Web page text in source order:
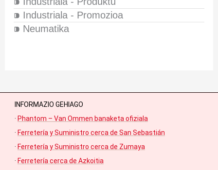
⁍ Industriala - Promozioa
⁍ Neumatika
INFORMAZIO GEHIAGO
· Phantom – Van Ommen banaketa ofiziala
· Ferretería y Suministro cerca de San Sebastián
· Ferretería y Suministro cerca de Zumaya
· Ferretería cerca de Azkoitia